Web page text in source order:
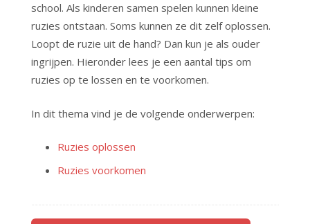
school. Als kinderen samen spelen kunnen kleine
ruzies ontstaan. Soms kunnen ze dit zelf oplossen.
Loopt de ruzie uit de hand? Dan kun je als ouder
ingrijpen. Hieronder lees je een aantal tips om
ruzies op te lossen en te voorkomen.
In dit thema vind je de volgende onderwerpen:
Ruzies oplossen
Ruzies voorkomen